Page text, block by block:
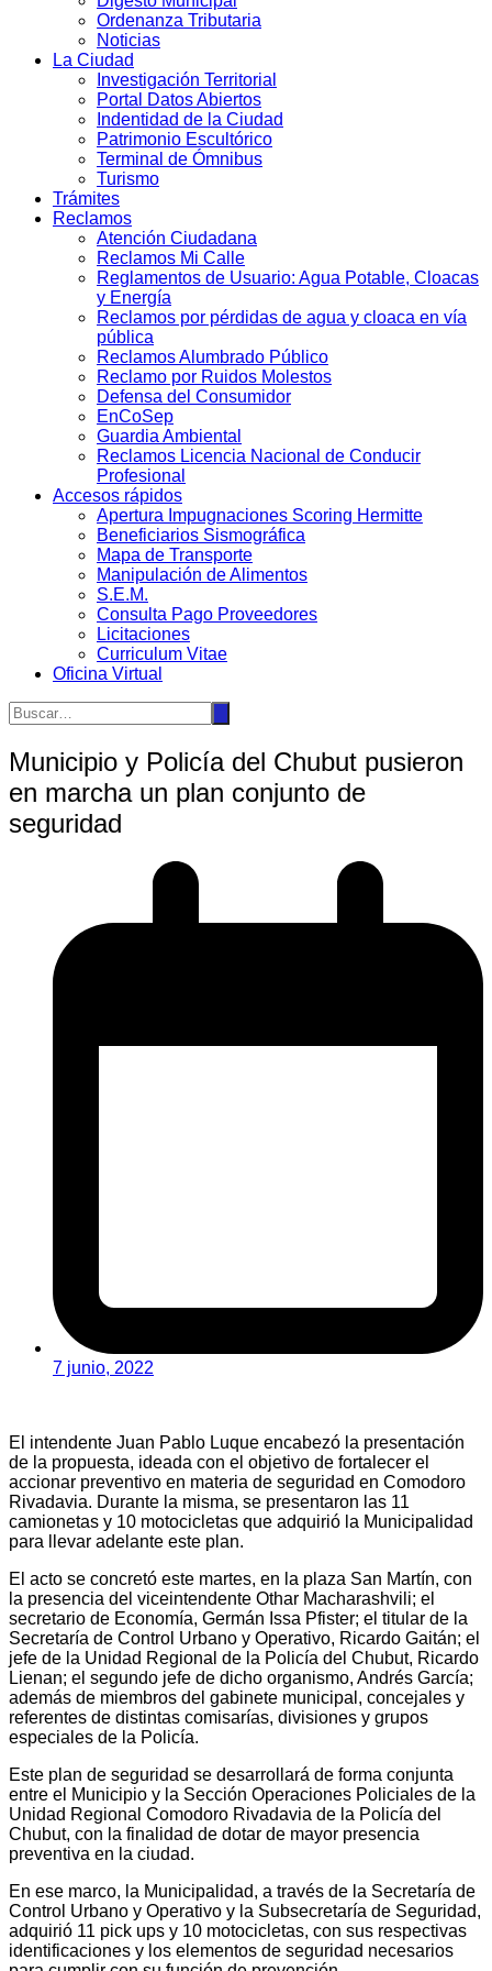
Ordenanza Tributaria
Noticias
La Ciudad
Investigación Territorial
Portal Datos Abiertos
Indentidad de la Ciudad
Patrimonio Escultórico
Terminal de Ómnibus
Turismo
Trámites
Reclamos
Atención Ciudadana
Reclamos Mi Calle
Reglamentos de Usuario: Agua Potable, Cloacas
y Energía
Reclamos por pérdidas de agua y cloaca en vía
pública
Reclamos Alumbrado Público
Reclamo por Ruidos Molestos
Defensa del Consumidor
EnCoSep
Guardia Ambiental
Reclamos Licencia Nacional de Conducir
Profesional
Accesos rápidos
Apertura Impugnaciones Scoring Hermitte
Beneficiarios Sismográfica
Mapa de Transporte
Manipulación de Alimentos
S.E.M.
Consulta Pago Proveedores
Licitaciones
Curriculum Vitae
Oficina Virtual
Municipio y Policía del Chubut pusieron
en marcha un plan conjunto de
seguridad
7 junio, 2022
El intendente Juan Pablo Luque encabezó la presentación
de la propuesta, ideada con el objetivo de fortalecer el
accionar preventivo en materia de seguridad en Comodoro
Rivadavia. Durante la misma, se presentaron las 11
camionetas y 10 motocicletas que adquirió la Municipalidad
para llevar adelante este plan.
El acto se concretó este martes, en la plaza San Martín, con
la presencia del viceintendente Othar Macharashvili; el
secretario de Economía, Germán Issa Pfister; el titular de la
Secretaría de Control Urbano y Operativo, Ricardo Gaitán; el
jefe de la Unidad Regional de la Policía del Chubut, Ricardo
Lienan; el segundo jefe de dicho organismo, Andrés García;
además de miembros del gabinete municipal, concejales y
referentes de distintas comisarías, divisiones y grupos
especiales de la Policía.
Este plan de seguridad se desarrollará de forma conjunta
entre el Municipio y la Sección Operaciones Policiales de la
Unidad Regional Comodoro Rivadavia de la Policía del
Chubut, con la finalidad de dotar de mayor presencia
preventiva en la ciudad.
En ese marco, la Municipalidad, a través de la Secretaría de
Control Urbano y Operativo y la Subsecretaría de Seguridad,
adquirió 11 pick ups y 10 motocicletas, con sus respectivas
identificaciones y los elementos de seguridad necesarios